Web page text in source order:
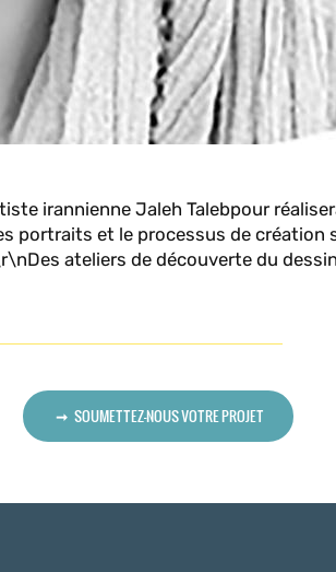
irannienne Jaleh Talebpour
portraits et le processus de création
ateliers de découverte du
SOUMETTEZ-NOUS VOTRE PROJET